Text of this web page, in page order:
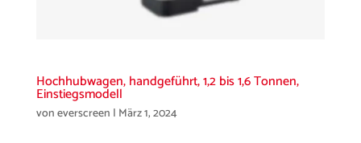
Hochhubwagen, handgeführt, 1,2 bis 1,6 Tonnen,
Einstiegsmodell
voneverscreen | März 1, 2024